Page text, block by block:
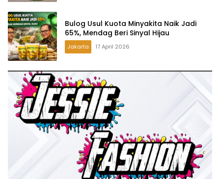
Bulog Usul Kuota Minyakita Naik Jadi
65%, Mendag Beri Sinyal Hijau
Jakarta 17 April 2026